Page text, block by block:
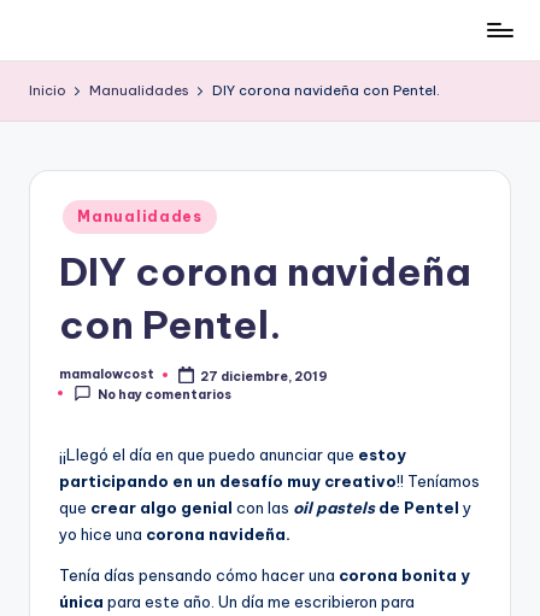
low-
morir
Inicio Manualidades DIY corona navideña con Pentel.
Publicado
en
Manualidades
DIY corona navideña
con Pentel.
Publicado
por
mamalowcost
27 diciembre, 2019
No hay comentarios
¡¡Llegó el día en que puedo anunciar que estoy
participando en un desafío muy creativo!! Teníamos
que crear algo genial con las oil pastelsde Pentel y
yo hice una corona navideña.
Tenía días pensando cómo hacer una corona bonita y
única para este año. Un día me escribieron para